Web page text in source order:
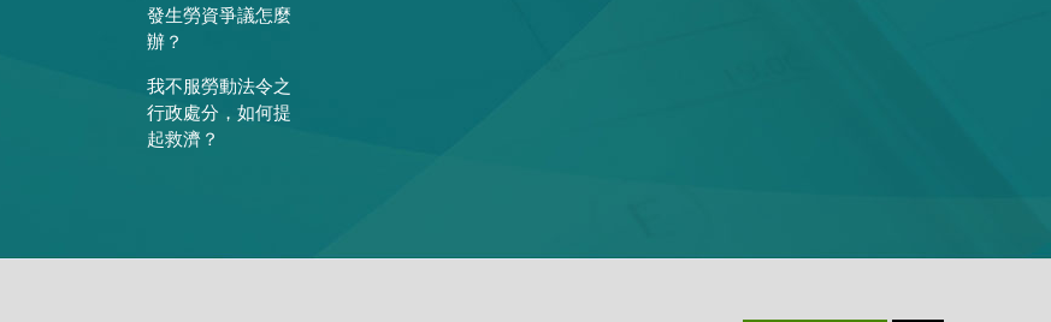
發生勞資爭議怎麼
辦？
我不服勞動法令之
行政處分，如何提
起救濟？